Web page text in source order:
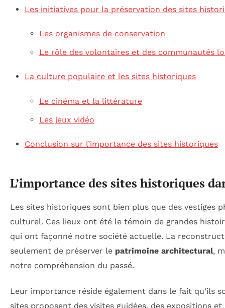
Les initiatives pour la préservation des sites
Les organismes de conservation
Le rôle des volontaires et des communautés
La culture populaire et les sites historiques
Le cinéma et la littérature
Les jeux vidéo
Conclusion sur l’importance des sites historiques
L’importance des sites historiques
Les sites historiques sont bien plus que des vestiges
culturel. Ces lieux ont été le témoin de grandes
qui ont façonné notre société actuelle. La
seulement de préserver le patrimoine architectural,
notre compréhension du passé.
Leur importance réside également dans le fait qu’ils
sites proposent des visites guidées, des expositions